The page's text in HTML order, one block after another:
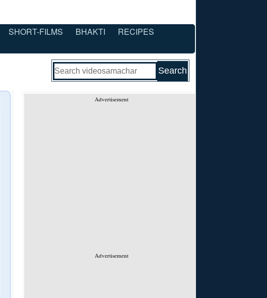
SHORT-FILMS BHAKTI
RECIPES
Advertisement
Advertisement